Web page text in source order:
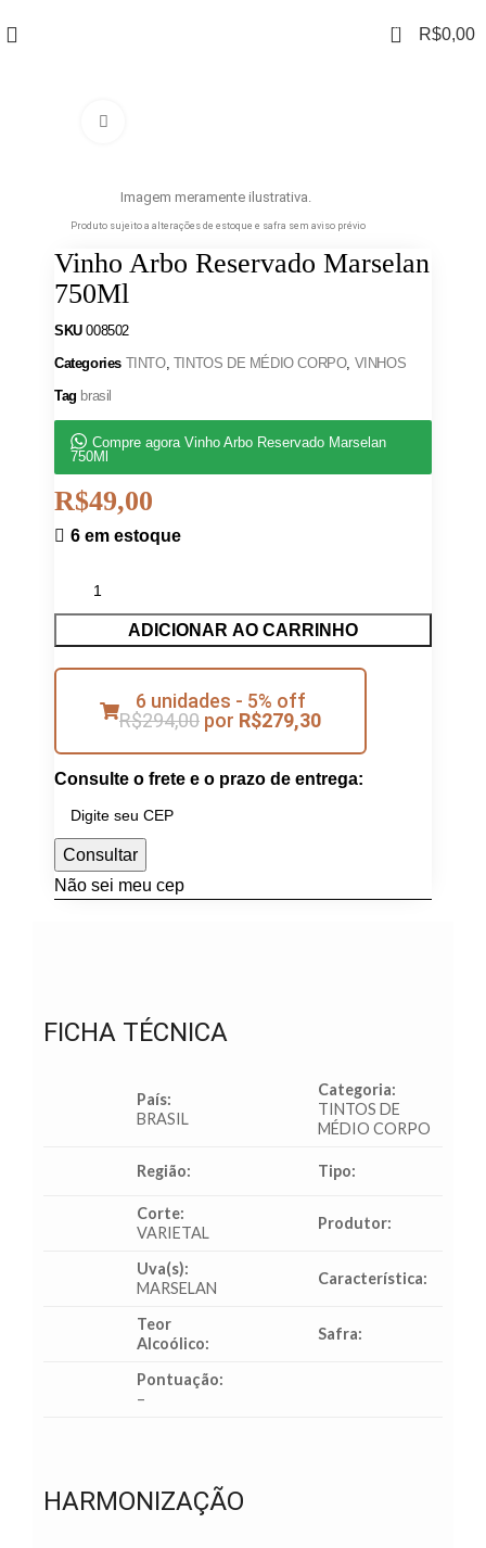
0 R$0,00
Imagem meramente ilustrativa.
Produto sujeito a alterações de estoque e safra sem aviso prévio
Vinho Arbo Reservado Marselan
750Ml
SKU008502
Categories TINTO, TINTOS DE MÉDIO CORPO, VINHOS
Tag brasil
Compre agora Vinho Arbo Reservado Marselan
750Ml
R$49,00
6 em estoque
ADICIONAR AO CARRINHO
6 unidades - 5% off
R$294,00 por R$279,30
Consulte o frete e o prazo de entrega:
Consultar
Não sei meu cep
FICHA TÉCNICA
País:
BRASIL
Categoria:
TINTOS DE
MÉDIO CORPO
Região: Tipo:
Corte:
VARIETAL
Produtor:
Uva(s):
MARSELAN
Característica:
Teor
Alcoólico:
Safra:
Pontuação:
–
HARMONIZAÇÃO